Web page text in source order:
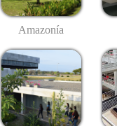
Amazonía